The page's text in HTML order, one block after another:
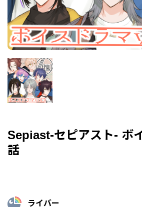
Sepiast-セピアスト- ボ
話
ライバー